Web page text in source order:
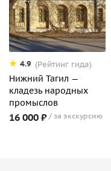
4.9 (Рейтинг гида)
Нижний Тагил —
кладезь народных
промыслов
16 000 ₽ за экскурсию